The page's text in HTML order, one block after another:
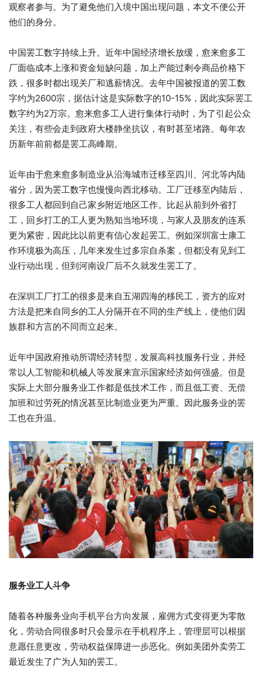
观察者参与。为了避免他们入境中国出现问题，本文不便公开
他们的身分。
中国罢工数字持续上升。近年中国经济增长放缓，愈来愈多工
厂面临成本上涨和资金短缺问题，加上产能过剩令商品价格下
跌，很多时都出现关厂和逃薪情况。去年中国被报道的罢工数
字约为2600宗，据估计这是实际数字的10-15%，因此实际罢工
数字约为2万宗。愈来愈多工人进行集体行动时，为了引起公众
关注，有些会走到政府大楼静坐抗议，有时甚至堵路。每年农
历新年前前都是罢工高峰期。
近年由于愈来愈多制造业从沿海城市迁移至四川、河北等内陆
省分，因为罢工数字也慢慢向西北移动。工厂迁移至内陆后，
很多工人都回到自己家乡附近地区工作。比起从前到外省打
工，回乡打工的工人更为熟知当地环境，与家人及朋友的连系
更为紧密，因此比以前更有信心发起罢工。例如深圳富士康工
作环境极为高压，几年来发生过多宗自杀案，但都没有见到工
业行动出现，但到河南设厂后不久就发生罢工了。
在深圳工厂打工的很多是来自五湖四海的移民工，资方的应对
方法是把来自同乡的工人分隔开在不同的生产线上，使他们因
族群和方言的不同而立起来。
近年中国政府推动所谓经济转型，发展高科技服务行业，并经
常以人工智能和机械人等发展来宣示国家经济如何强盛。但是
实际上大部分服务业工作都是低技术工作，而且低工资、无偿
加班和过劳死的情况甚至比制造业更为严重。因此服务业的罢
工也在升温。
服务业工人斗争
随着各种服务业向手机平台方向发展，雇佣方式变得更为零散
化，劳动合同很多时只会显示在手机程序上，管理层可以根据
意愿任意更改，劳动权益保障进一步恶化。例如美团外卖劳工
最近发生了广为人知的罢工。